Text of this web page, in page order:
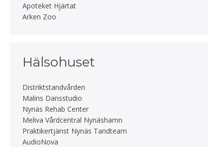
Apoteket Hjärtat
Arken Zoo
Hälsohuset
Distriktstandvården
Malins Dansstudio
Nynäs Rehab Center
Meliva Vårdcentral Nynäshamn
Praktikertjänst Nynäs Tandteam
AudioNova